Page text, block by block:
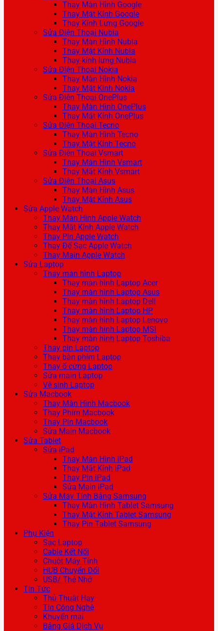
Thay Màn Hình Google
Thay Mặt Kính Google
Thay Kính Lưng Google
Sửa Điện Thoại Nubia
Thay Màn Hình Nubia
Thay Mặt Kính Nubia
Thay kính lưng Nubia
Sửa Điện Thoại Nokia
Thay Màn Hình Nokia
Thay Mặt Kính Nokia
Sửa Điện Thoại OnePlus
Thay Màn Hình OnePlus
Thay Mặt Kính OnePlus
Sửa Điện Thoại Tecno
Thay Màn Hình Tecno
Thay Mặt Kính Tecno
Sửa Điện Thoại Vsmart
Thay Màn Hình Vsmart
Thay Mặt Kính Vsmart
Sửa Điện Thoại Asus
Thay Màn Hình Asus
Thay Mặt Kính Asus
Sửa Apple Watch
Thay Màn Hình Apple Watch
Thay Mặt Kính Apple Watch
Thay Pin Apple Watch
Thay Đế Sạc Apple Watch
Thay Main Apple Watch
Sửa Laptop
Thay màn hình Laptop
Thay màn hình Laptop Acer
Thay màn hình Laptop Asus
Thay màn hình Laptop Dell
Thay màn hình Laptop HP
Thay màn hình Laptop Lenovo
Thay màn hình Laptop MSI
Thay màn hình Laptop Toshiba
Thay pin Laptop
Thay bàn phím Laptop
Thay ổ cứng Laptop
Sửa main Laptop
Vệ sinh Laptop
Sửa Macbook
Thay Màn Hình Macbook
Thay Phím Macbook
Thay Pin Macbook
Sửa Main Macbook
Sửa Tablet
Sửa iPad
Thay Màn Hình iPad
Thay Mặt Kính iPad
Thay Pin iPad
Sửa Main iPad
Sửa Máy Tính Bảng Samsung
Thay Màn Hình Tablet Samsung
Thay Mặt Kính Tablet Samsung
Thay Pin Tablet Samsung
Phụ Kiện
Sạc Laptop
Cable Kết Nối
Chuột Máy Tính
HUB Chuyển Đổi
USB/ Thẻ Nhớ
Tin Tức
Thủ Thuật Hay
Tin Công Nghệ
Khuyến mại
Bảng Giá Dịch Vụ